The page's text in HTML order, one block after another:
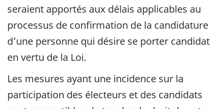
seraient apportés aux délais applicables au
processus de confirmation de la candidature
d’une personne qui désire se porter candidat
en vertu de la Loi.
Les mesures ayant une incidence sur la
participation des électeurs et des candidats